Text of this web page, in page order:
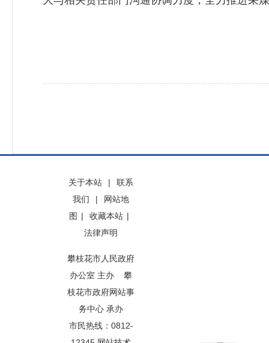
关于本站 |
联系
我们
|
网站地
图 | 收藏本站 |
法律声明
攀枝花市人民政府
办公室 主办 攀
枝花市政府网站事
务中心 承办
市民热线：0812-